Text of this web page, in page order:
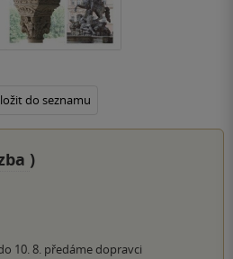
do seznamu
)
10. 8. předáme dopravci